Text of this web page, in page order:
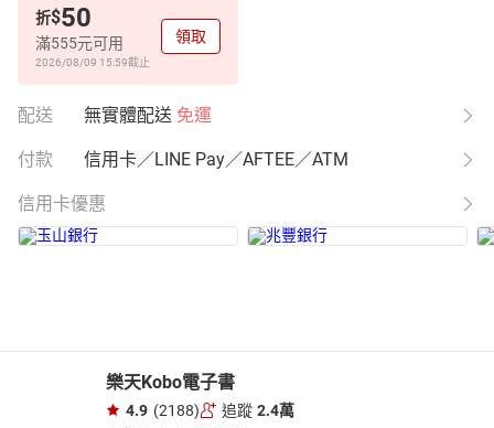
折$50
滿555元可用
2026/08/09 15:59截止
領取
配送 無實體配送 免運
付款 信用卡／LINE Pay／AFTEE／ATM
信用卡優惠
樂天Kobo電子書
4.9 (2188) 追蹤 2.4萬